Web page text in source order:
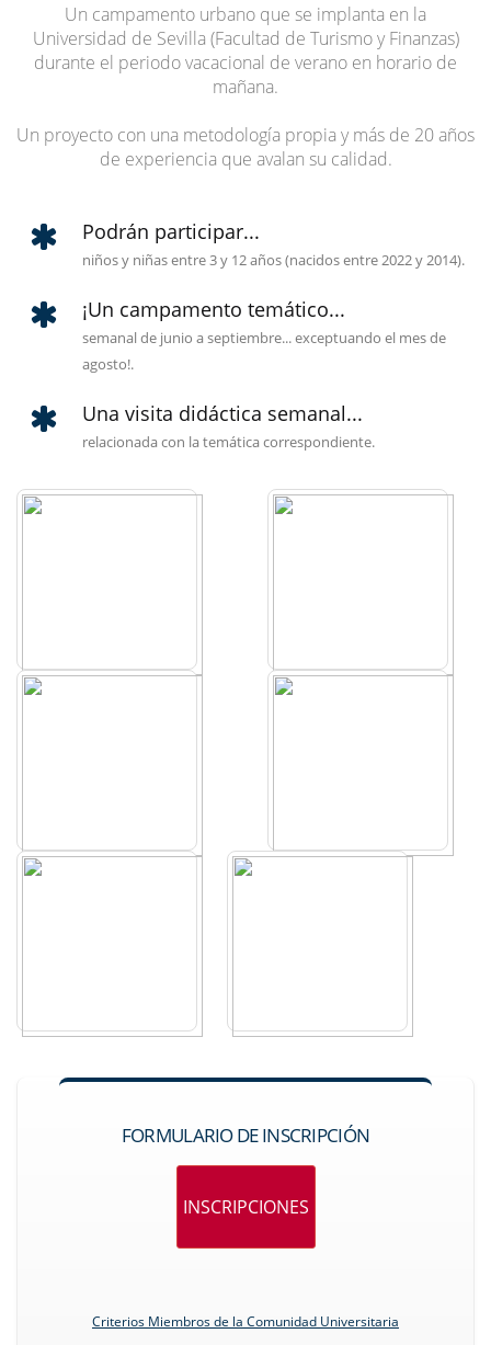
Un campamento urbano que se implanta en la
Universidad de Sevilla (Facultad de Turismo y Finanzas)
durante el periodo vacacional de verano en horario de
mañana.
Un proyecto con una metodología propia y más de 20 años
de experiencia que avalan su calidad.
Podrán participar...
niños y niñas entre 3 y 12 años (nacidos entre 2022 y 2014).
¡Un campamento temático...
semanal de junio a septiembre... exceptuando el mes de
agosto!.
Una visita didáctica semanal...
relacionada con la temática correspondiente.
FORMULARIO DE INSCRIPCIÓN
INSCRIPCIONES
Criterios Miembros de la Comunidad Universitaria